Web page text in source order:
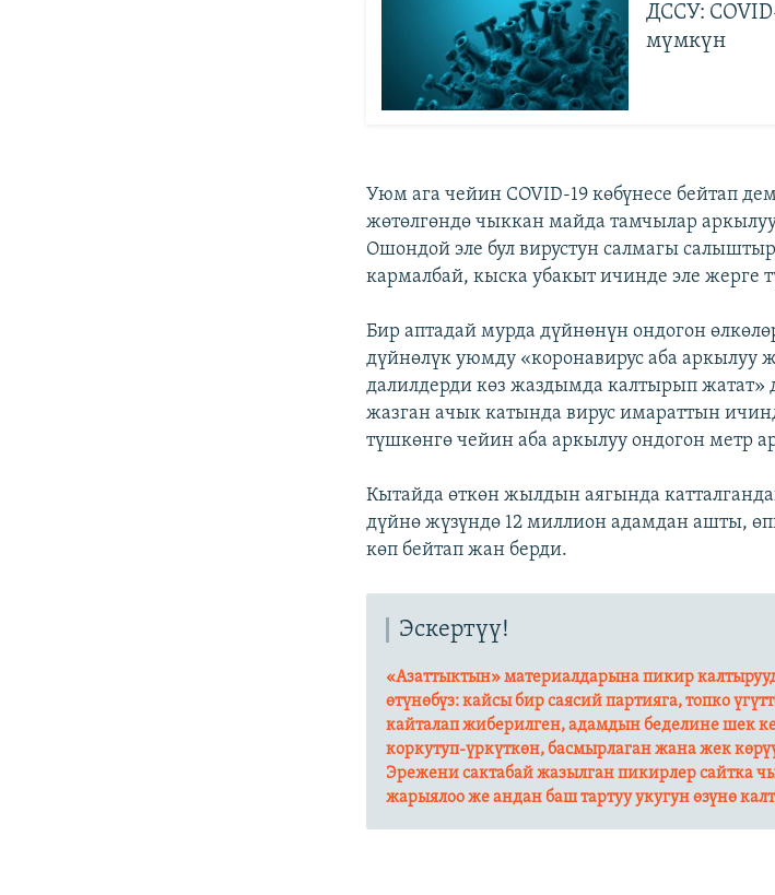
ДССУ:
мүмкүн
Уюм ага чейин COVID-19 көбүнесе бейтап
жөтөлгөндө чыккан майда тамчылар
Ошондой эле бул вирустун салмагы
кармалбай, кыска убакыт ичинде эле жерге
Бир аптадай мурда дүйнөнүн ондогон
дүйнөлүк уюмду «коронавирус аба аркылуу
далилдерди көз жаздымда калтырып
жазган ачык катында вирус имараттын
түшкөнгө чейин аба аркылуу ондогон метр
Кытайда өткөн жылдын аягында
дүйнө жүзүндө 12 миллион адамдан ашты,
көп бейтап жан берди.
Эскертүү!
«Азаттыктын» материалдарына пикир
өтүнөбүз: кайсы бир саясий партияга, топко
кайталап жиберилген, адамдын беделине шек
коркутуп-үркүткөн, басмырлаган жана жек
Эрежени сактабай жазылган пикирлер сайтка
жарыялоо же андан баш тартуу укугун өзүнө